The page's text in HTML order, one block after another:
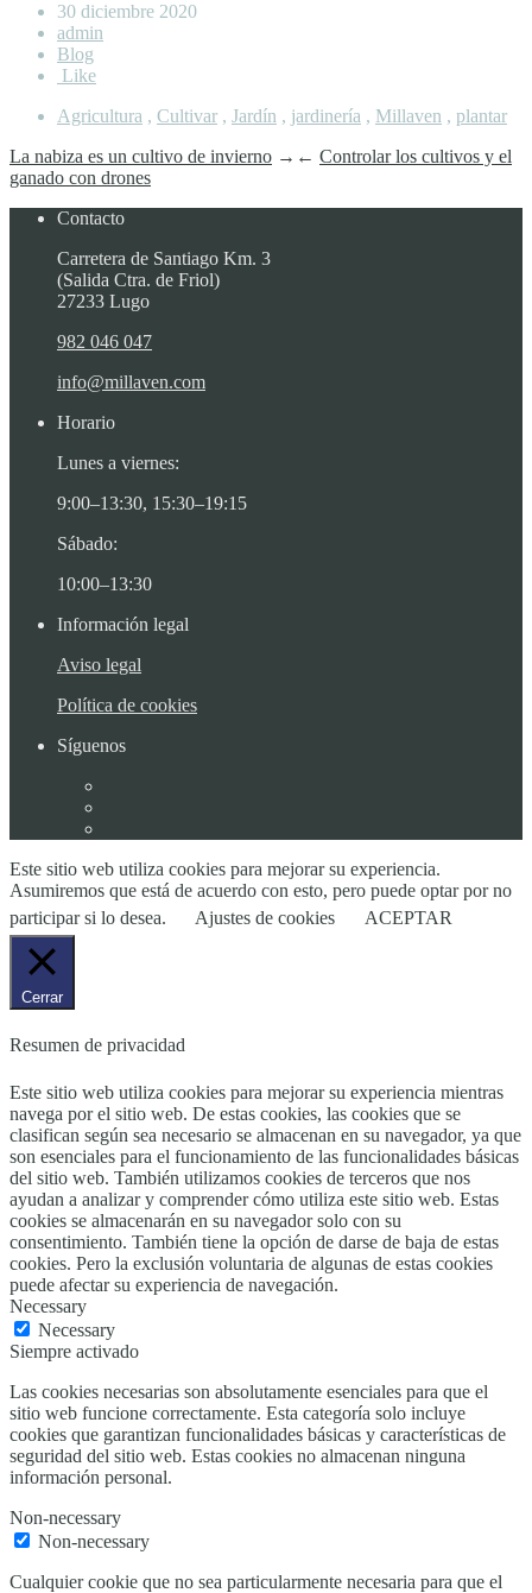
30 diciembre 2020
admin
Blog
Like
Agricultura , Cultivar , Jardín , jardinería , Millaven , plantar
La nabiza es un cultivo de invierno → ← Controlar los cultivos y el
ganado con drones
Contacto
Carretera de Santiago Km. 3
(Salida Ctra. de Friol)
27233 Lugo
982 046 047
info@millaven.com
Horario
Lunes a viernes:
9:00–13:30, 15:30–19:15
Sábado:
10:00–13:30
Información legal
Aviso legal
Política de cookies
Síguenos
Este sitio web utiliza cookies para mejorar su experiencia.
Asumiremos que está de acuerdo con esto, pero puede optar por no
participar si lo desea.
Ajustes de cookies ACEPTAR
Cerrar
Resumen de privacidad
Este sitio web utiliza cookies para mejorar su experiencia mientras
navega por el sitio web. De estas cookies, las cookies que se
clasifican según sea necesario se almacenan en su navegador, ya que
son esenciales para el funcionamiento de las funcionalidades básicas
del sitio web. También utilizamos cookies de terceros que nos
ayudan a analizar y comprender cómo utiliza este sitio web. Estas
cookies se almacenarán en su navegador solo con su
consentimiento. También tiene la opción de darse de baja de estas
cookies. Pero la exclusión voluntaria de algunas de estas cookies
puede afectar su experiencia de navegación.
Necessary
Necessary
Siempre activado
Las cookies necesarias son absolutamente esenciales para que el
sitio web funcione correctamente. Esta categoría solo incluye
cookies que garantizan funcionalidades básicas y características de
seguridad del sitio web. Estas cookies no almacenan ninguna
información personal.
Non-necessary
Non-necessary
Cualquier cookie que no sea particularmente necesaria para que el